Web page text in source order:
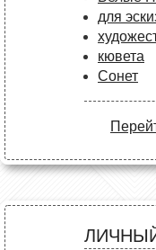
для
кювета
Сонет